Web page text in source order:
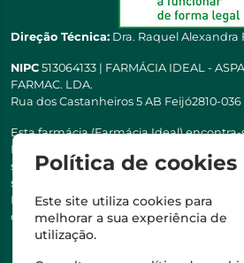
Direção Técnica: Dra. Raquel
NIPC 513064133 | FARMÁCIA IDEAL -
FARMAC. LDA.
Rua dos Castanheiros 5 AB Feijó2810-
Esta farmácia (Farmácia Ideal)
INFARMED para a dispensa de
saúde ao domicílio e através da internet.
sua receita tiver MSRM, MNSRM,
Manipulados, estes só podem ser
concelhos: Almada, Seixal, Sesimbra,
Política de cookies
Este site utiliza cookies para
melhorar a sua experiência de
utilização.